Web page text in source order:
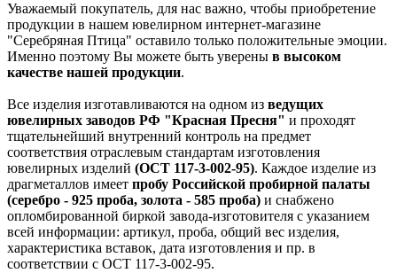
Уважаемый покупатель, для нас важно, чтобы приобретение
продукции в нашем ювелирном интернет-магазине
"Серебряная Птица" оставило только положительные эмоции.
Именно поэтому Вы можете быть уверены в высоком
качестве нашей продукции.
Все изделия изготавливаются на одном из ведущих
ювелирных заводов РФ "Красная Пресня" и проходят
тщательнейший внутренний контроль на предмет
соответствия отраслевым стандартам изготовления
ювелирных изделий (ОСТ 117-3-002-95). Каждое изделие из
драгметаллов имеет пробу Российской пробирной палаты
(серебро - 925 проба, золота - 585 проба) и снабжено
опломбированной биркой завода-изготовителя с указанием
всей информации: артикул, проба, общий вес изделия,
характеристика вставок, дата изготовления и пр. в
соответствии с ОСТ 117-3-002-95.